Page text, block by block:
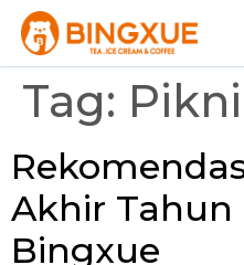
Tag:
Akhir Tahun
Bingxue